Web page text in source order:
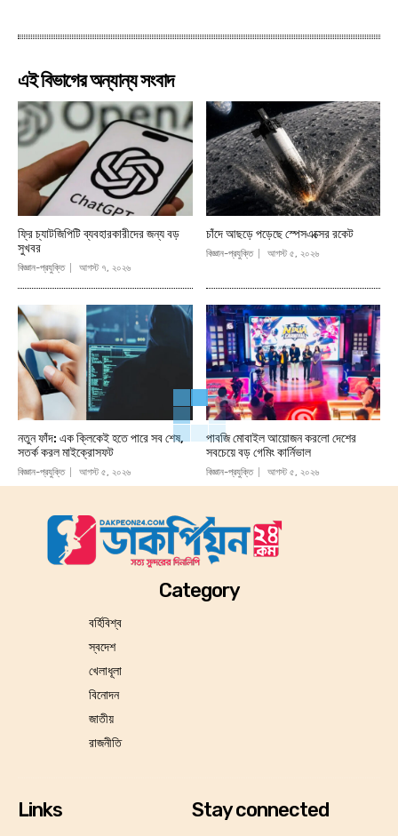
এই বিভাগের অন্যান্য সংবাদ
ফ্রি চ্যাটজিপিটি ব্যবহারকারীদের জন্য বড়
সুখবর
বিজ্ঞান-প্রযুক্তি আগস্ট ৭, ২০২৬
চাঁদে আছড়ে পড়েছে স্পেসএক্সের রকেট
বিজ্ঞান-প্রযুক্তি আগস্ট ৫, ২০২৬
নতুন ফাঁদ: এক ক্লিকেই হতে পারে সব শেষ,
সতর্ক করল মাইক্রোসফট
বিজ্ঞান-প্রযুক্তি আগস্ট ৫, ২০২৬
পাবজি মোবাইল আয়োজন করলো দেশের
সবচেয়ে বড় গেমিং কার্নিভাল
বিজ্ঞান-প্রযুক্তি আগস্ট ৫, ২০২৬
Category
বর্হিবিশ্ব
স্বদেশ
খেলাধূলা
বিনোদন
জাতীয়
রাজনীতি
Links Stay connected